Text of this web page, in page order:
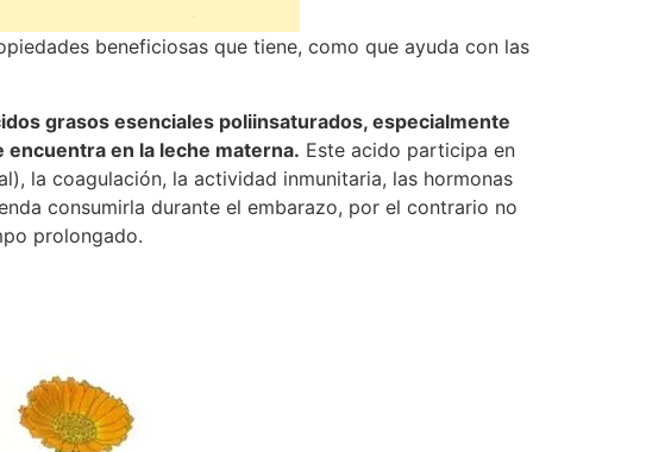
beneficiosas que tiene, como que ayuda con las
grasos esenciales poliinsaturados, especialmente
en la leche materna. Este acido participa en
la coagulación, la actividad inmunitaria, las hormonas
consumirla durante el embarazo, por el contrario no
prolongado.